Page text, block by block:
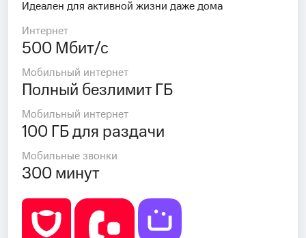
Идеален для активной жизни даже дома
Интернет
500 Мбит/с
Мобильный интернет
Полный безлимит ГБ
Мобильный интернет
100 ГБ для раздачи
Мобильные звонки
300 минут